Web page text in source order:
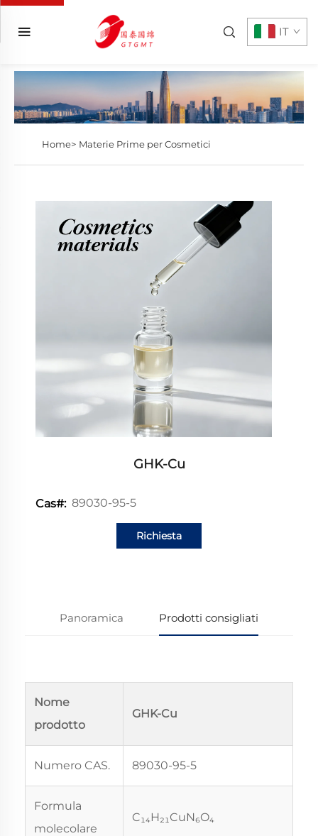
IT
Home> Materie Prime per Cosmetici
GHK-Cu
Cas#: 89030-95-5
Richiesta
Panoramica Prodotti consigliati
Nome
prodotto
GHK-Cu
Numero CAS. 89030-95-5
Formula
molecolare
C₁₄H₂₁CuN₆O₄